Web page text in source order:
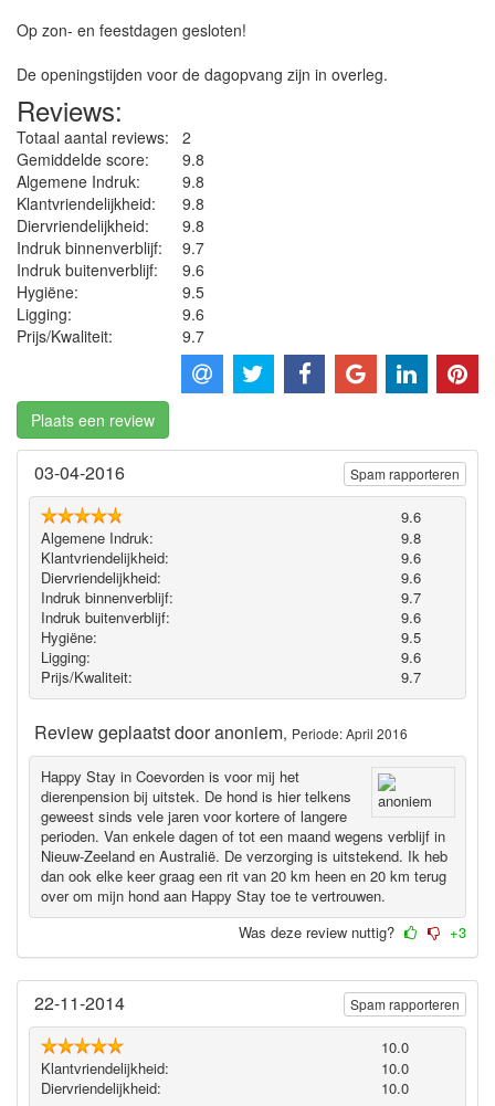
Op zon- en feestdagen gesloten!
De openingstijden voor de dagopvang zijn in overleg.
Reviews:
Totaal aantal reviews:
2
Gemiddelde score:
9.8
Algemene Indruk:
9.8
Klantvriendelijkheid:
9.8
Diervriendelijkheid:
9.8
Indruk binnenverblijf:
9.7
Indruk buitenverblijf:
9.6
Hygiëne‎:
9.5
Ligging:
9.6
Prijs/Kwaliteit:
9.7
Plaats een review
03-04-2016
9.6
Algemene Indruk:
9.8
Klantvriendelijkheid:
9.6
Diervriendelijkheid:
9.6
Indruk binnenverblijf:
9.7
Indruk buitenverblijf:
9.6
Hygiëne‎:
9.5
Ligging:
9.6
Prijs/Kwaliteit:
9.7
Review geplaatst dooranoniem, Periode: April 2016
Happy Stay in Coevorden is voor mij het
dierenpension bij uitstek. De hond is hier telkens
geweest sinds vele jaren voor kortere of langere
perioden. Van enkele dagen of tot een maand wegens verblijf in
Nieuw-Zeeland en Australië. De verzorging is uitstekend. Ik heb
dan ook elke keer graag een rit van 20 km heen en 20 km terug
over om mijn hond aan Happy Stay toe te vertrouwen.
Spam rapporteren
Was deze review nuttig? +3
22-11-2014
10.0
Klantvriendelijkheid:
10.0
Diervriendelijkheid:
10.0
Spam rapporteren